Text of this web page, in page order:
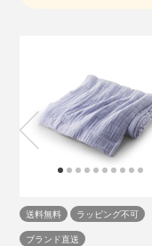
送料無料
ラッピング不可
ブランド直送